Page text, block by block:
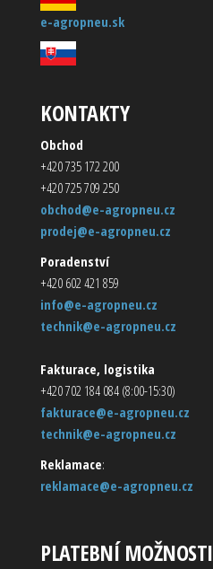
e-agropneu.sk
KONTAKTY
Obchod
+420 735 172 200
+420 725 709 250
obchod@e-agropneu.cz
prodej@e-agropneu.cz
Poradenství
+420 602 421 859
info@e-agropneu.cz
technik@e-agropneu.cz
Fakturace, logistika
+420 702 184 084 (8:00-15:30)
fakturace@e-agropneu.cz
technik@e-agropneu.cz
Reklamace:
reklamace@e-agropneu.cz
PLATEBNÍ MOŽNOSTI